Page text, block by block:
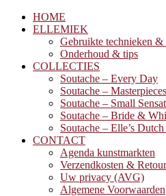
HOME
ELLEMIEK
Gebruikte technieken &
Onderhoud & tips
COLLECTIES
Soutache – Every Day
Soutache – Masterpieces
Soutache – Small
Soutache – Bride &
Soutache – Elle’s
CONTACT
Agenda kunstmarkten
Verzendkosten &
Uw privacy (AVG)
Algemene Voorwaarden